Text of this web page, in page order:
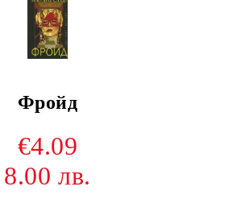
Фройд
€4.09
8.00 лв.